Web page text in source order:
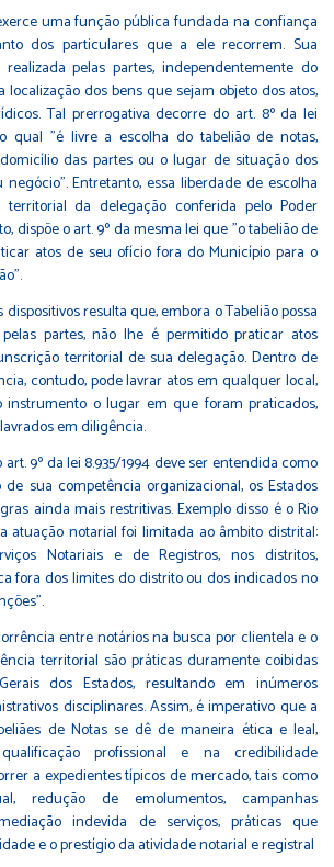
uma função pública fundada na confiança
dos particulares que a ele recorrem. Sua
pelas partes, independentemente do
dos bens que sejam objeto dos atos,
Tal prerrogativa decorre do art. 8º da lei
o qual "é livre a escolha do tabelião de notas,
das partes ou o lugar de situação dos
Entretanto, essa liberdade de escolha
da delegação conferida pelo Poder
dispõe o art. 9º da mesma lei que "o tabelião de
atos de seu ofício fora do Município para o
resulta que, embora o Tabelião possa
partes, não lhe é permitido praticar atos
territorial de sua delegação. Dentro de
contudo, pode lavrar atos em qualquer local,
o lugar em que foram praticados,
em diligência.
9º da lei 8.935/1994 deve ser entendida como
sua competência organizacional, os Estados
ainda mais restritivas. Exemplo disso é o Rio
atuação notarial foi limitada ao âmbito distrital:
Notariais e de Registros, nos distritos,
fora dos limites do distrito ou dos indicados no
entre notários na busca por clientela e o
territorial são práticas duramente coibidas
dos Estados, resultando em inúmeros
disciplinares. Assim, é imperativo que a
de Notas se dê de maneira ética e leal,
profissional e na credibilidade
a expedientes típicos de mercado, tais como
redução de emolumentos, campanhas
indevida de serviços, práticas que
e o prestígio da atividade notarial e registral